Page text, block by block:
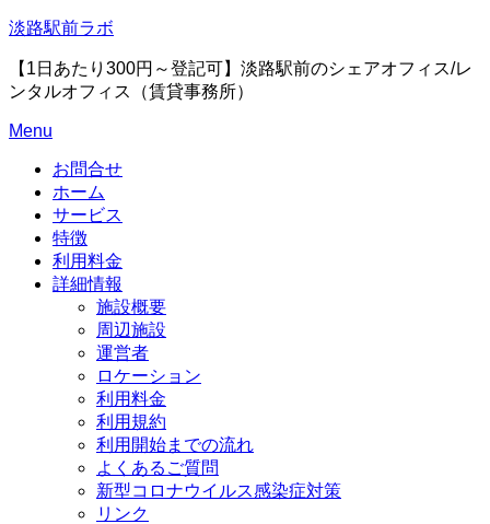
Skip
content
淡路駅前ラボ
【1日あたり300円～登記可】淡路駅前のシェアオフィス/レ
ンタルオフィス（賃貸事務所）
Menu
お問合せ
ホーム
サービス
特徴
利用料金
詳細情報
施設概要
周辺施設
運営者
ロケーション
利用料金
利用規約
利用開始までの流れ
よくあるご質問
新型コロナウイルス感染症対策
リンク